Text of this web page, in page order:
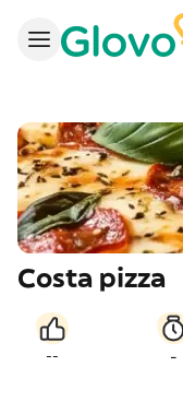
Costa pizza
-- -